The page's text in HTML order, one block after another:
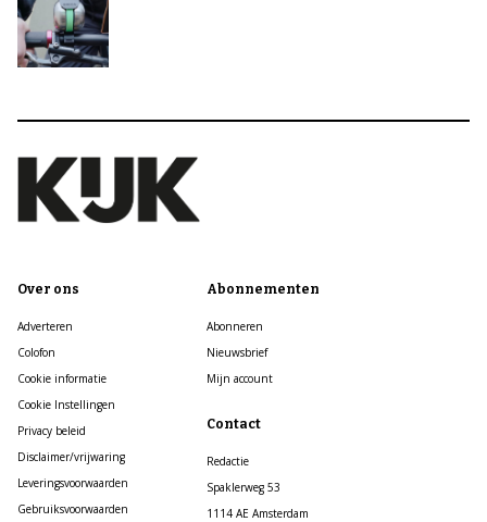
Over ons
Adverteren
Colofon
Cookie informatie
Cookie Instellingen
Privacy beleid
Disclaimer/vrijwaring
Leveringsvoorwaarden
Gebruiksvoorwaarden
Abonnementen
Abonneren
Nieuwsbrief
Mijn account
Contact
Redactie
Spaklerweg 53
1114 AE Amsterdam